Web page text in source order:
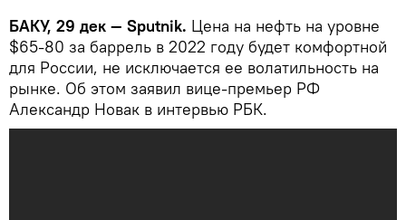
БАКУ, 29 дек — Sputnik. Цена на нефть на уровне
$65-80 за баррель в 2022 году будет комфортной
для России, не исключается ее волатильность на
рынке. Об этом заявил вице-премьер РФ
Александр Новак в интервью РБК.